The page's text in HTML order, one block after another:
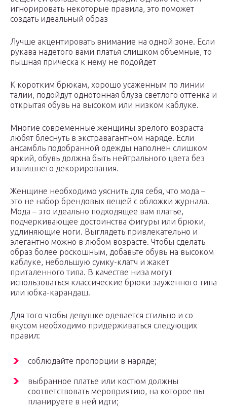
игнорировать некоторые правила, это поможет
создать идеальный образ
Лучше акцентировать внимание на одной зоне. Если
рукава надетого вами платья слишком объемные, то
пышная прическа к нему не подойдет
К коротким брюкам, хорошо усаженным по линии
талии, подойдут однотонная блуза светлого оттенка и
открытая обувь на высоком или низком каблуке.
Многие современные женщины зрелого возраста
любят блеснуть в экстравагантном наряде. Если
ансамбль подобранной одежды наполнен слишком
яркий, обувь должна быть нейтрального цвета без
излишнего декорирования.
Женщине необходимо уяснить для себя, что мода –
это не набор брендовых вещей с обложки журнала.
Мода – это идеально подходящее вам платье,
подчеркивающее достоинства фигуры или брюки,
удлиняющие ноги. Выглядеть привлекательно и
элегантно можно в любом возрасте. Чтобы сделать
образ более роскошным, добавьте обувь на высоком
каблуке, небольшую сумку-клатч и жакет
приталенного типа. В качестве низа могут
использоваться классические брюки зауженного типа
или юбка-карандаш.
Для того чтобы девушке одевается стильно и со
вкусом необходимо придерживаться следующих
правил:
соблюдайте пропорции в наряде;
выбранное платье или костюм должны
соответствовать мероприятию, на которое вы
планируете в ней идти;